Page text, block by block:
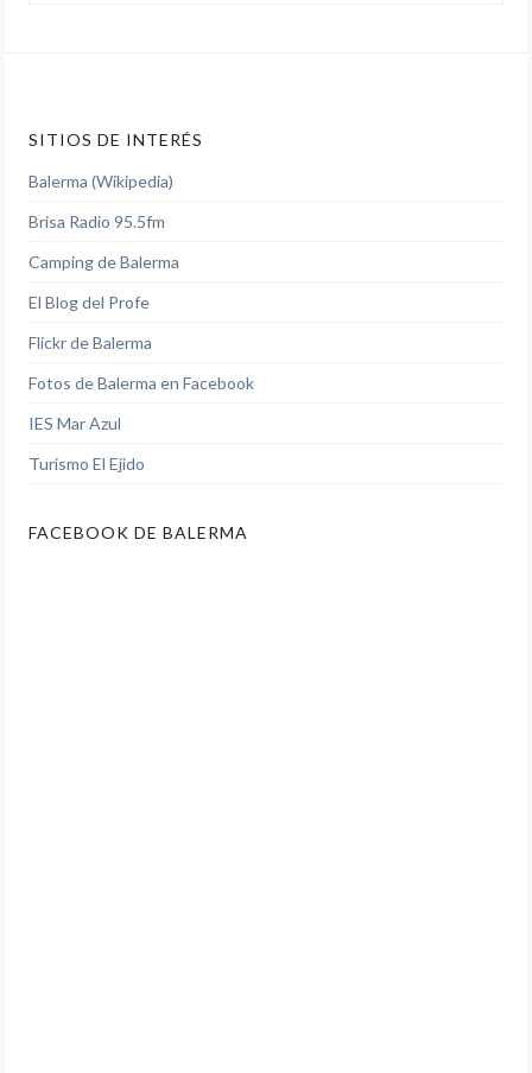
SITIOS DE INTERÉS
Balerma (Wikipedia)
Brisa Radio 95.5fm
Camping de Balerma
El Blog del Profe
Flickr de Balerma
Fotos de Balerma en Facebook
IES Mar Azul
Turismo El Ejido
FACEBOOK DE BALERMA